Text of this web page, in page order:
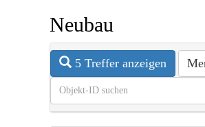
Neubau
5 Treffer anzeigen